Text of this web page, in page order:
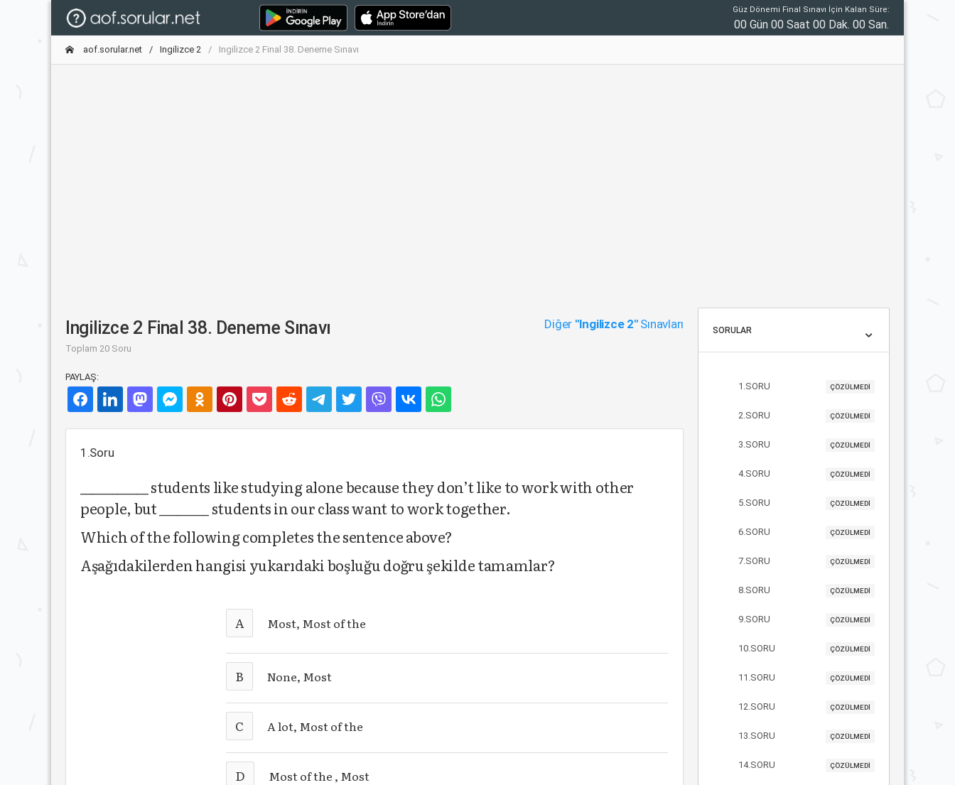
Güz Dönemi Final Sınavı İçin Kalan Süre:
00 Gün 00 Saat 00 Dak. 00 San.
aof.sorular.net Ingilizce 2 Ingilizce 2 Final 38. Deneme Sınavı
Ingilizce 2 Final 38. Deneme Sınavı
Toplam 20 Soru
Diğer "Ingilizce 2"Sınavları
PAYLAŞ:
1.Soru
___________ students like studying alone because they don’t like to work with other
people, but ________ students in our class want to work together.
Which of the following completes the sentence above?
Aşağıdakilerden hangisi yukarıdaki boşluğu doğru şekilde tamamlar?
A Most, Most of the
B None, Most
C A lot, Most of the
D Most of the , Most
SORULAR
1.SORU ÇÖZÜLMEDİ
2.SORU ÇÖZÜLMEDİ
3.SORU ÇÖZÜLMEDİ
4.SORU ÇÖZÜLMEDİ
5.SORU ÇÖZÜLMEDİ
6.SORU ÇÖZÜLMEDİ
7.SORU ÇÖZÜLMEDİ
8.SORU ÇÖZÜLMEDİ
9.SORU ÇÖZÜLMEDİ
10.SORU ÇÖZÜLMEDİ
11.SORU ÇÖZÜLMEDİ
12.SORU ÇÖZÜLMEDİ
13.SORU ÇÖZÜLMEDİ
14.SORU ÇÖZÜLMEDİ